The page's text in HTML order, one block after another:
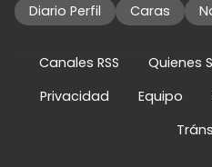
Diario Perfil Caras
Canales RSS Quienes
Privacidad
Equipo